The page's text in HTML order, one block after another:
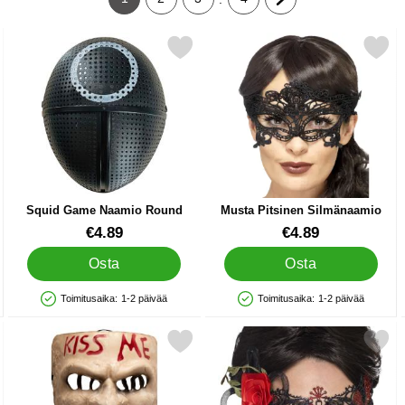
Tämänhetkinen sivu, Sivu
Siirry sivulleSiirry sivulleSiirry sivulleSiirry seuraavalle
suosikiksi
Squid Game Naamio Round
Tuote.nro 31562€4.89
Osta
Saatavuus: Varastossa
Toimitusaika: 1-2 päivää
Merkitse squid Game Naamio Round suosikiksi
Musta Pitsinen Silmänaamio
Tuote.nro 16148€4.89
Osta
Saatavuus: Varastossa
Toimitusaika: 1-2 päivää
Merkitse musta Pitsinen
suosikiksi
Merkitse halloween-naamio Kiss Me suosikiksi
Merkitse kimalteleva Teatterinaamio